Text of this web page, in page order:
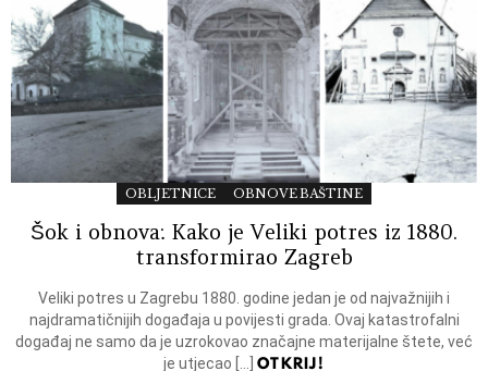
OBLJETNICE OBNOVE BAŠTINE
Šok i obnova: Kako je Veliki potres iz 1880.
transformirao Zagreb
Veliki potres u Zagrebu 1880. godine jedan je od najvažnijih i
najdramatičnijih događaja u povijesti grada. Ovaj katastrofalni
događaj ne samo da je uzrokovao značajne materijalne štete, već
je utjecao […] OTKRIJ!